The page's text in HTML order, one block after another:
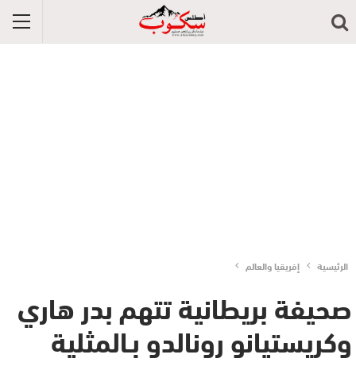
الرئيسية إفريقيا والعالم
صحيفة بريطانية تتهم بدر هاري
وكريستيانو رونالدو بـالمثلية